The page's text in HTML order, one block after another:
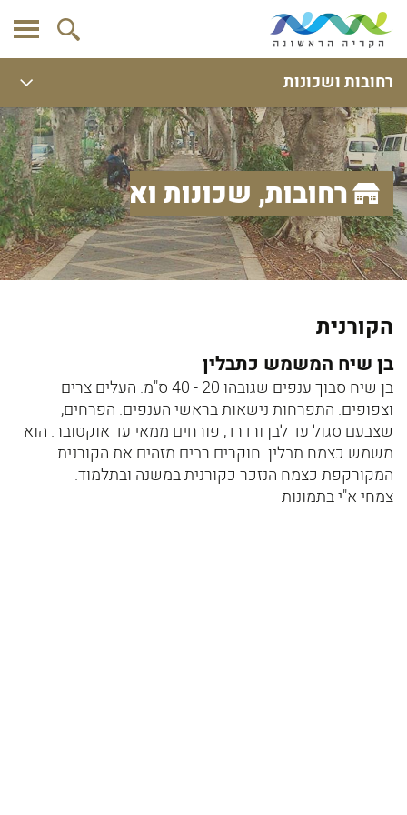
רחובות ושכונות
רחובות, שכונות ואתרים
הקורנית
בן שיח המשמש כתבלין
בן שיח סבוך ענפים שגובהו 20 - 40 ס"מ. העלים צרים
וצפופים. התפרחות נישאות בראשי הענפים. הפרחים,
שצבעם סגול עד לבן ורדרד, פורחים ממאי עד אוקטובר. הוא
משמש כצמח תבלין. חוקרים רבים מזהים את הקורנית
המקורקפת כצמח הנזכר כקורנית במשנה ובתלמוד.
צמחי א"י בתמונות